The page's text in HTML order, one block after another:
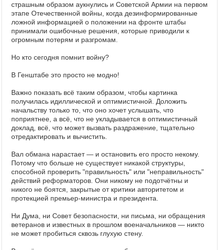
страшным образом аукнулись и Советской Армии на первом
этапе Отечественной войны, когда дезинформированные
ложной информацией о положении на фронте штабы
принимали ошибочные решения, которые приводили к
огромным потерям и разгромам.
Но кто сегодня помнит войну?
В Генштабе это просто не модно!
Важно показать всё таким образом, чтобы картинка
получилась идиллической и оптимистичной. Доложить
начальству только то, что оно хочет услышать, что
поприятнее, а всё, что не укладывается в оптимистичный
доклад, всё, что может вызвать раздражение, тщательно
отредактировать и вычистить.
Вал обмана нарастает — и остановить его просто некому.
Потому что больше не существует никакой структуры,
способной проверить "правильность" или "неправильность"
действий реформаторов. Они никому не подотчётны и
никого не боятся, закрытые от критики авторитетом и
протекцией премьер-министра и президента.
Ни Дума, ни Совет безопасности, ни письма, ни обращения
ветеранов и известных в прошлом военачальников — никто
не может пробиться сквозь глухую стену.